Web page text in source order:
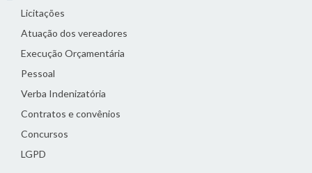
Licitações
Atuação dos vereadores
Execução Orçamentária
Pessoal
Verba Indenizatória
Contratos e convênios
Concursos
LGPD